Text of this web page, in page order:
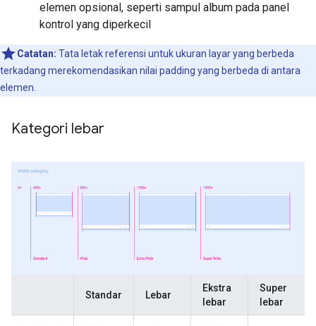
elemen opsional, seperti sampul album pada panel
kontrol yang diperkecil
Catatan: Tata letak referensi untuk ukuran layar yang berbeda
terkadang merekomendasikan nilai padding yang berbeda di antara
elemen.
Kategori lebar
Standar Lebar
Ekstra
lebar
Super
lebar